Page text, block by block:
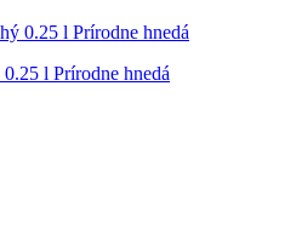
l Prírodne hnedá